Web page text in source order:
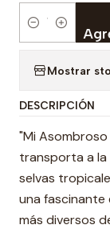
Cantidad
Mostrar
DESCRIPCIÓN
"Mi
transporta a la
selvas
una fascinante
más diversos